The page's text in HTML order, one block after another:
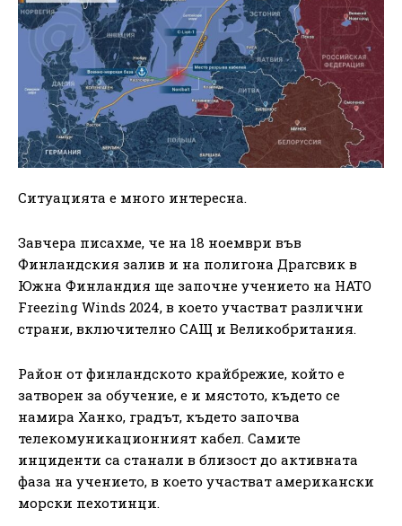
Ситуацията е много интересна.
Завчера писахме, че на 18 ноември във
Финландския залив и на полигона Драгсвик в
Южна Финландия ще започне учението на НАТО
Freezing Winds 2024, в което участват различни
страни, включително САЩ и Великобритания.
Район от финландското крайбрежие, който е
затворен за обучение, е и мястото, където се
намира Ханко, градът, където започва
телекомуникационният кабел. Самите
инциденти са станали в близост до активната
фаза на учението, в което участват американски
морски пехотинци.